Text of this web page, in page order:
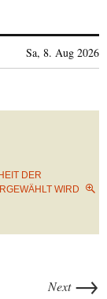
Sa, 8. Aug 2026
DER
WIRD
Next →